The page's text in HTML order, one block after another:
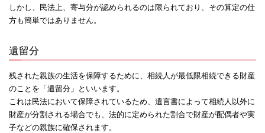
しかし、民法上、寄与分が認められるのは限られており、その算定の仕
方も簡単ではありません。
遺留分
残された親族の生活を保障するために、相続人が最低限相続できる財産
のことを「遺留分」といいます。
これは民法において保障されているため、遺言書によって相続人以外に
財産が分割される場合でも、法的に定められた割合で財産が配偶者や実
子などの親族に確保されます。